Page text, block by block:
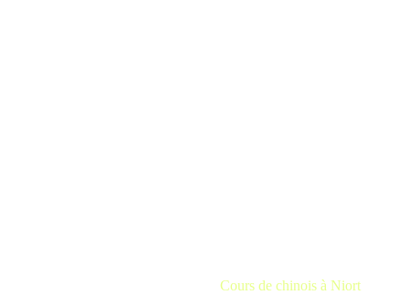
Cours de chinois à Niort